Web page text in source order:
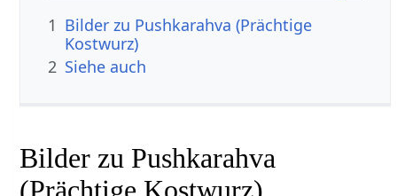
1 Bilder zu Pushkarahva (Prächtige
Kostwurz)
2 Siehe auch
Bilder zu Pushkarahva